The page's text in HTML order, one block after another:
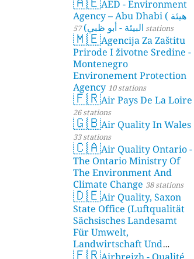
AED - Environment
Agency – Abu Dhabi ( هيئة
البيئة - أبو ظبي) 57 stations
🇲🇪Agencija Za Zaštitu
Prirode I životne Sredine -
Montenegro
Environement Protection
Agency 10 stations
🇫🇷Air Pays De La Loire
26 stations
🇬🇧Air Quality In Wales
33 stations
🇨🇦Air Quality Ontario -
The Ontario Ministry Of
The Environment And
Climate Change 38 stations
🇩🇪Air Quality, Saxon
State Office (Luftqualität
Sächsisches Landesamt
Für Umwelt,
Landwirtschaft Und
Geologie) 50 stations
🇫🇷